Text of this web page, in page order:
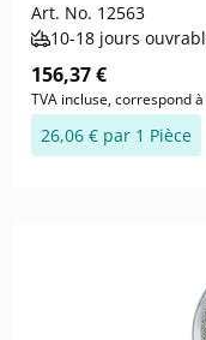
Art. No. 12563
10-18 jours
156,37 €
TVA incluse, correspond
26,06 € par 1 Pièce